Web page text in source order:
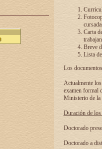
Carta
Breve
Lista
Los
Actualmente
examen formal
Ministerio de la
Duración de
Doctorado
Doctorado a